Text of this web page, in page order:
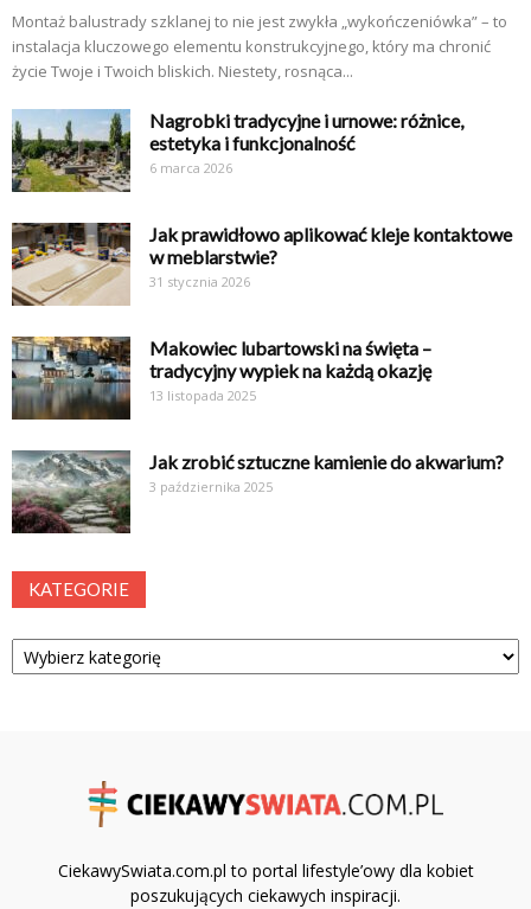
Montaż balustrady szklanej to nie jest zwykła „wykończeniówka” – to
instalacja kluczowego elementu konstrukcyjnego, który ma chronić
życie Twoje i Twoich bliskich. Niestety, rosnąca...
Nagrobki tradycyjne i urnowe: różnice,
estetyka i funkcjonalność
6 marca 2026
Jak prawidłowo aplikować kleje kontaktowe
w meblarstwie?
31 stycznia 2026
Makowiec lubartowski na święta –
tradycyjny wypiek na każdą okazję
13 listopada 2025
Jak zrobić sztuczne kamienie do akwarium?
3 października 2025
KATEGORIE
Kategorie
CiekawySwiata.com.pl to portal lifestyle’owy dla kobiet
poszukujących ciekawych inspiracji.